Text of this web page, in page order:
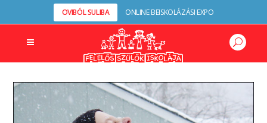
OVIBÓL SULIBA ONLINE BEISKOLÁZÁSI EXPO